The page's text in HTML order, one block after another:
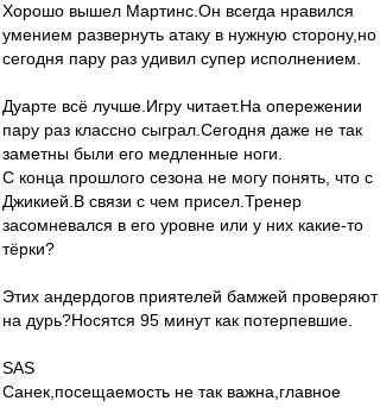
Хорошо вышел Мартинс.Он всегда нравился
умением развернуть атаку в нужную сторону,но
сегодня пару раз удивил супер исполнением.
Дуарте всё лучше.Игру читает.На опережении
пару раз классно сыграл.Сегодня даже не так
заметны были его медленные ноги.
С конца прошлого сезона не могу понять, что с
Джикией.В связи с чем присел.Тренер
засомневался в его уровне или у них какие-то
тёрки?
Этих андердогов приятелей бамжей проверяют
на дурь?Носятся 95 минут как потерпевшие.
SAS
Санек,посещаемость не так важна,главное